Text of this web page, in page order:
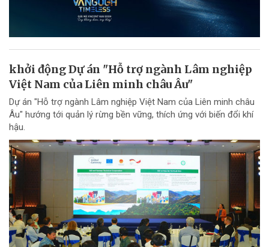
khởi động Dự án "Hỗ trợ ngành Lâm nghiệp
Việt Nam của Liên minh châu Âu"
Dự án "Hỗ trợ ngành Lâm nghiệp Việt Nam của Liên minh châu
Âu" hướng tới quản lý rừng bền vững, thích ứng với biến đổi khí
hậu.